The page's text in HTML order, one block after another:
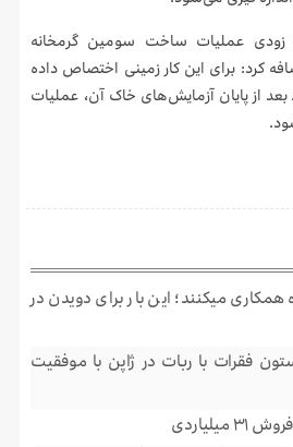
زودی عملیات ساخت سومین گرمخانه
کرد: برای این کار زمینی اختصاص داده
از پایان آزمایش‌های خاک آن، عملیات
همکاری میکنند؛ این بار برای دویدن در
فقرات با ربات در ژاپن با موفقیت